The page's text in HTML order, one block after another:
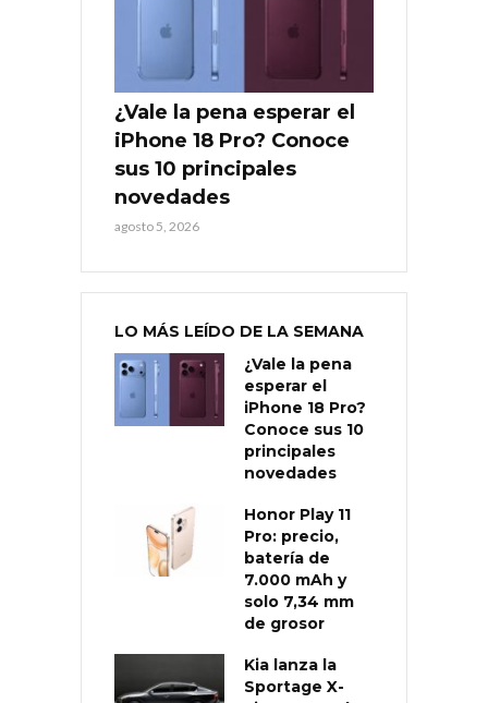
¿Vale la pena esperar el
iPhone 18 Pro? Conoce
sus 10 principales
novedades
agosto 5, 2026
LO MÁS LEÍDO DE LA SEMANA
¿Vale la pena
esperar el
iPhone 18 Pro?
Conoce sus 10
principales
novedades
Honor Play 11
Pro: precio,
batería de
7.000 mAh y
solo 7,34 mm
de grosor
Kia lanza la
Sportage X-